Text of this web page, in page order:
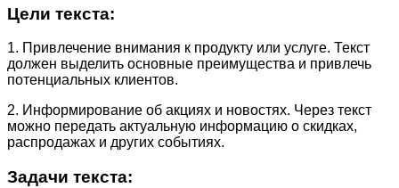
Цели текста:
1. Привлечение внимания к продукту или услуге. Текст
должен выделить основные преимущества и привлечь
потенциальных клиентов.
2. Информирование об акциях и новостях. Через текст
можно передать актуальную информацию о скидках,
распродажах и других событиях.
Задачи текста: